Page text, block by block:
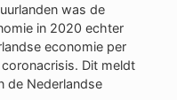
was de
in 2020 echter
economie per
Dit meldt
de Nederlandse